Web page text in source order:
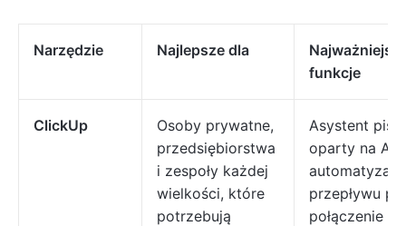
Narzędzie Najlepsze dla
funkcje
ClickUp
Osoby prywatne,
przedsiębiorstwa
i zespoły każdej
wielkości, które
potrzebują
Asystent
oparty na AI,
przepływu
połączenie